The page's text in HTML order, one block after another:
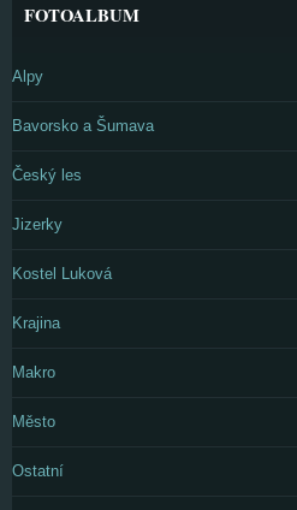
FOTOALBUM
Alpy
Bavorsko a Šumava
Český les
Jizerky
Kostel Luková
Krajina
Makro
Město
Ostatní